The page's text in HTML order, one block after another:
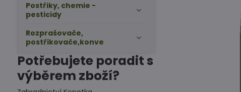
Postřiky, chemie -
pesticidy
Rozprašovače,
postřikovače,konve
Potřebujete poradit s
výběrem zboží?